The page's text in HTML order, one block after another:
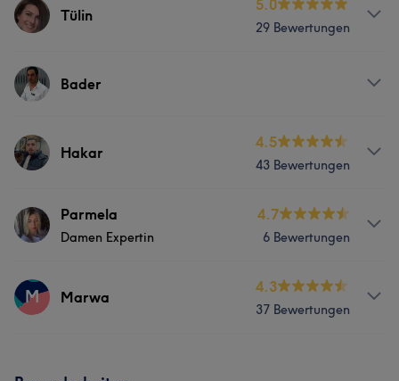
Tülin
5.0
29 Bewertungen
Services
Was unsere Kunden über Tülin sagen
Kompetent 7
Bader
Services
Hakar
4.5
43 Bewertungen
Services
Was unsere Kunden über Hakar sagen
Parmela
Damen Expertin
4.7
6 Bewertungen
Info
Damen Expertin
M Marwa
4.3
37 Bewertungen